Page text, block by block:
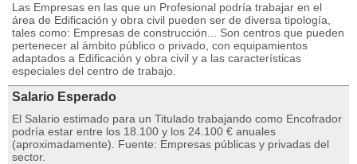
Las Empresas en las que un Profesional podría trabajar en el
área de Edificación y obra civil pueden ser de diversa tipología,
tales como: Empresas de construcción... Son centros que pueden
pertenecer al ámbito público o privado, con equipamientos
adaptados a Edificación y obra civil y a las características
especiales del centro de trabajo.
Salario Esperado
El Salario estimado para un Titulado trabajando como Encofrador
podría estar entre los 18.100 y los 24.100 € anuales
(aproximadamente). Fuente: Empresas públicas y privadas del
sector.